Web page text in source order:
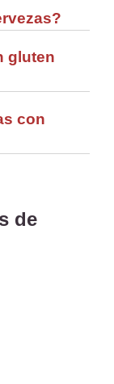
gluten
con
de